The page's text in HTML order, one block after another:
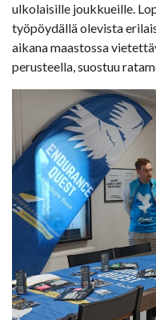
ulkolaisille joukkueille.
työpöydällä olevista
aikana maastossa
perusteella, suostuu